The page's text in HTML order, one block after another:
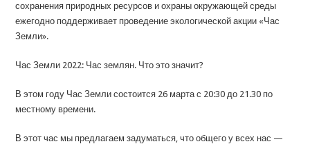
сохранения природных ресурсов и охраны окружающей среды
ежегодно поддерживает проведение экологической акции «Час
Земли».
Час Земли 2022: Час землян. Что это значит?
В этом году Час Земли состоится 26 марта с 20:30 до 21.30 по
местному времени.
В этот час мы предлагаем задуматься, что общего у всех нас —